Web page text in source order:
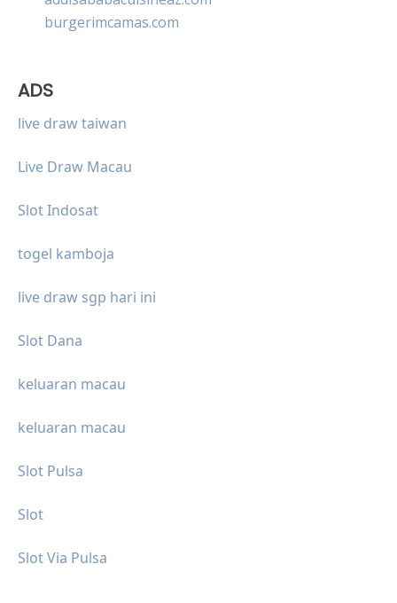
burgerimcamas.com
ADS
live draw taiwan
Live Draw Macau
Slot Indosat
togel kamboja
live draw sgp hari ini
Slot Dana
keluaran macau
keluaran macau
Slot Pulsa
Slot
Slot Via Pulsa